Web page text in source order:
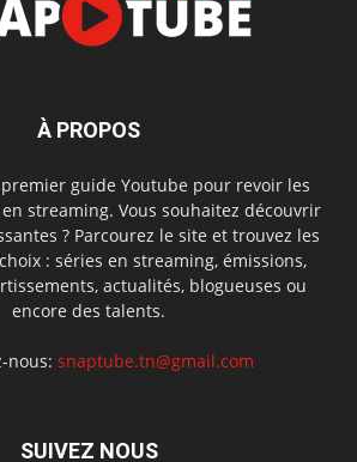
À PROPOS
guide Youtube pour revoir les
streaming. Vous souhaitez découvrir
? Parcourez le site et trouvez les
: séries en streaming, émissions,
actualités, blogueuses ou
encore des talents.
nous: snaptube.tn@gmail.com
SUIVEZ NOUS